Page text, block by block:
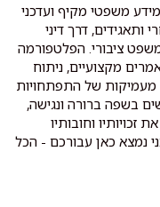
משפטי מקיף ועדכני
דרך דיני
ציבורי. הפלטפורמה
מקצועיים, ניתוח
מעמיקות של התפתחויות
בשפה ברורה ונגישה,
וחובותיו
נמצא כאן עבורכם - הכל